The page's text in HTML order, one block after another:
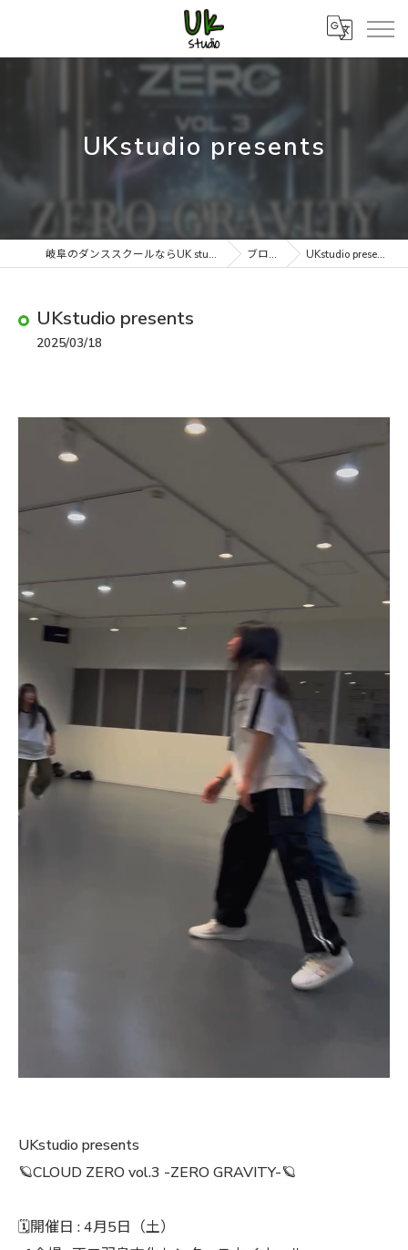
UKstudio presents
岐阜のダンススクールならUK studio ブログ UKstudio presents
UKstudio presents
2025/03/18
UKstudio presents
🪐CLOUD ZERO vol.3 -ZERO GRAVITY-🪐
🗓️開催日 : 4月5日（土）